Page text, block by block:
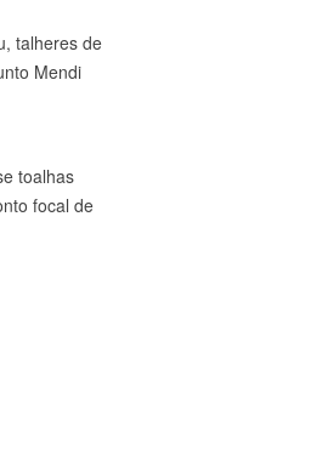
talheres de
Mendi
toalhas
focal de